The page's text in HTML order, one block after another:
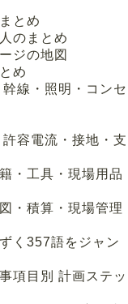
とめ
のまとめ
ジの地図
め
線・照明・コンセ
容電流・接地・支
・工具・現場用品
・積算・現場管理
く357語をジャン
項目別 計画ステッ